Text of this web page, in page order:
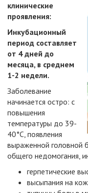
клинические
проявления:
Инкубационный
период составляет
от 4 дней до
месяца, в среднем
1-2 недели.
Заболевание
начинается остро: с
повышения
температуры до 39-
40°C, появления
выраженной головной
общего недомогания,
герпетические
высыпания на